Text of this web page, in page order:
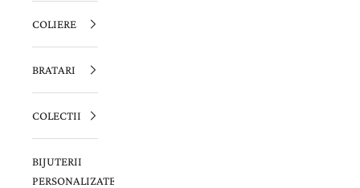
COLIERE
BRATARI
COLECTII
BIJUTERII
PERSONALIZATE